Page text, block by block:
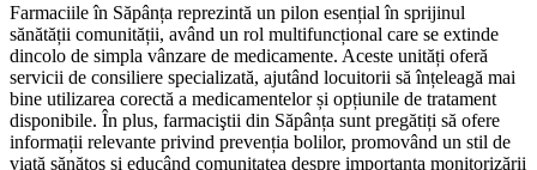
Farmaciile în Săpânța reprezintă un pilon esențial în sprijinul
sănătății comunității, având un rol multifuncțional care se extinde
dincolo de simpla vânzare de medicamente. Aceste unități oferă
servicii de consiliere specializată, ajutând locuitorii să înțeleagă mai
bine utilizarea corectă a medicamentelor și opțiunile de tratament
disponibile. În plus, farmaciştii din Săpânța sunt pregătiți să ofere
informații relevante privind prevenția bolilor, promovând un stil de
viață sănătos și educând comunitatea despre importanța monitorizării